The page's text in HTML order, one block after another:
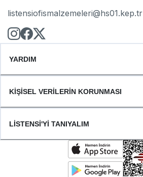
listensiofismalzemeleri@hs01.kep.tr
YARDIM
KİŞİSEL VERİLERİN KORUNMASI
LİSTENSİ'Yİ TANIYALIM